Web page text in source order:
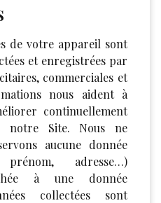
de votre appareil sont
et enregistrées par
commerciales et
nous aident à
continuellement
notre Site. Nous ne
aucune donnée
adresse…)
à une donnée
collectées sont